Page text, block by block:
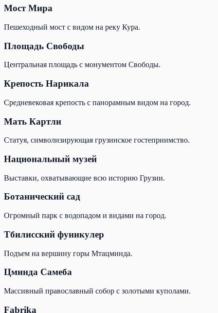
Мост Мира
Пешеходный мост с видом на реку Кура.
Площадь Свободы
Центральная площадь с монументом Свободы.
Крепость Нарикала
Средневековая крепость с панорамным видом на город.
Мать Картли
Статуя, символизирующая грузинское гостеприимство.
Национальный музей
Выставки, охватывающие всю историю Грузии.
Ботанический сад
Огромный парк с водопадом и видами на город.
Тбилисский фуникулер
Подъем на вершину горы Мтацминда.
Цминда Самеба
Массивный православный собор с золотыми куполами.
Fabrika